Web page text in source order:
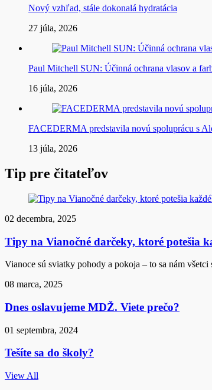
Nový vzhľad, stále dokonalá hydratácia
27 júla, 2026
Paul Mitchell SUN: Účinná ochrana vlasov a
16 júla, 2026
FACEDERMA predstavila novú spoluprácu s
13 júla, 2026
Tip pre čitateľov
02 decembra, 2025
Tipy na Vianočné darčeky, ktoré potešia
Vianoce sú sviatky pohody a pokoja – to sa nám všetci
08 marca, 2025
Dnes oslavujeme MDŽ. Viete prečo?
01 septembra, 2024
Tešíte sa do školy?
View All